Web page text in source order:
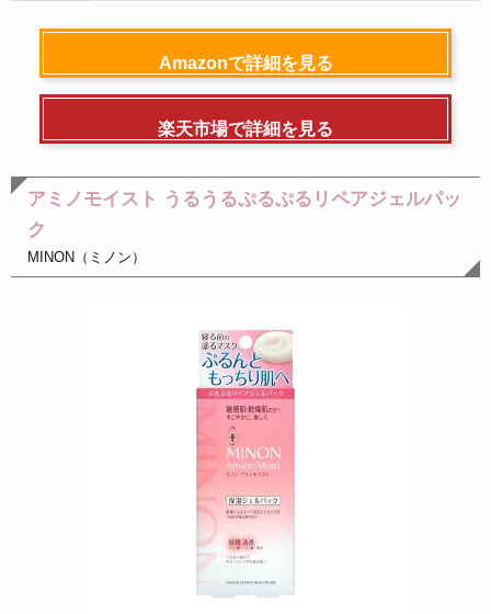
Amazonで詳細を見る
楽天市場で詳細を見る
アミノモイスト うるうるぷるぷるリペアジェルパッ
ク
MINON（ミノン）